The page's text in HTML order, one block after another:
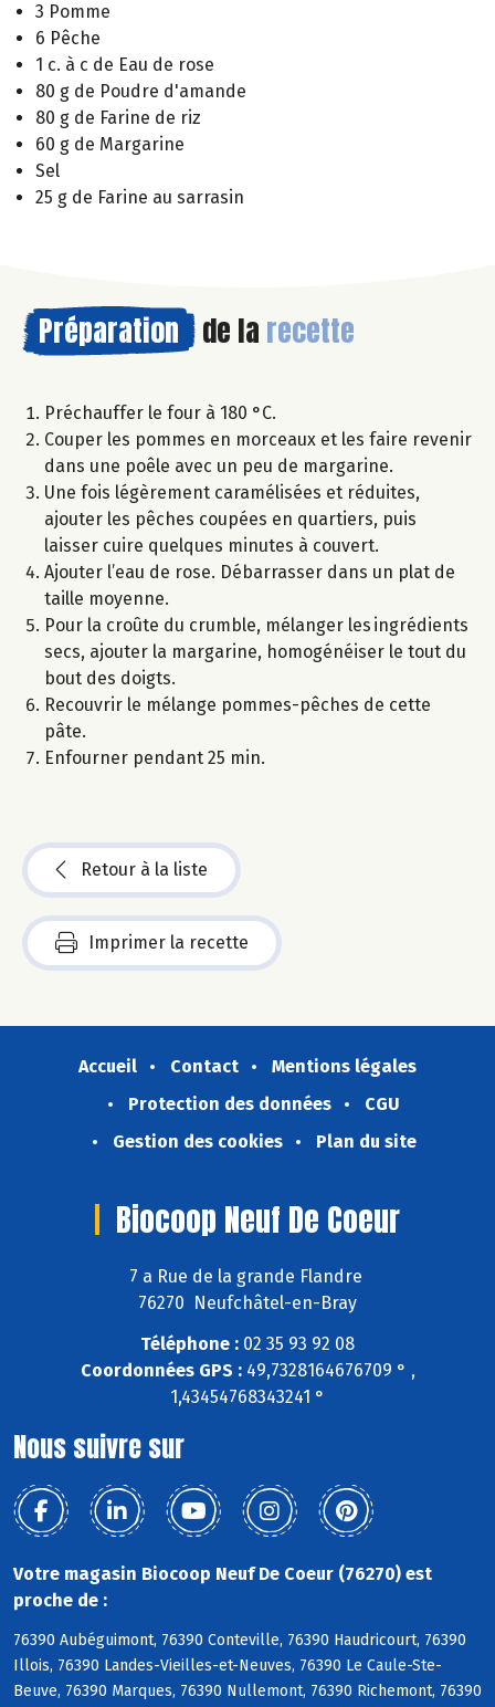
3 Pomme
6 Pêche
1 c. à c de Eau de rose
80 g de Poudre d'amande
80 g de Farine de riz
60 g de Margarine
Sel
25 g de Farine au sarrasin
Préparation de la recette
Préchauffer le four à 180 °C.
Couper les pommes en morceaux et les faire revenir
dans une poêle avec un peu de margarine.
Une fois légèrement caramélisées et réduites,
ajouter les pêches coupées en quartiers, puis
laisser cuire quelques minutes à couvert.
Ajouter l’eau de rose. Débarrasser dans un plat de
taille moyenne.
Pour la croûte du crumble, mélanger les ingrédients
secs, ajouter la margarine, homogénéiser le tout du
bout des doigts.
Recouvrir le mélange pommes-pêches de cette
pâte.
Enfourner pendant 25 min.
Retour à la liste
Imprimer la recette
Accueil Contact
Mentions légales
Protection des données
CGU
Gestion des cookies
Plan du site
Biocoop Neuf De Coeur
7 a Rue de la grande Flandre
76270 Neufchâtel-en-Bray
Téléphone : 02 35 93 92 08
Coordonnées GPS :49,7328164676709 ° ,
1,43454768343241 °
Nous suivre sur
Votre magasin Biocoop Neuf De Coeur (76270) est
proche de :
76390 Aubéguimont, 76390 Conteville, 76390 Haudricourt, 76390
Illois, 76390 Landes-Vieilles-et-Neuves, 76390 Le Caule-Ste-
Beuve, 76390 Marques, 76390 Nullemont, 76390 Richemont, 76390